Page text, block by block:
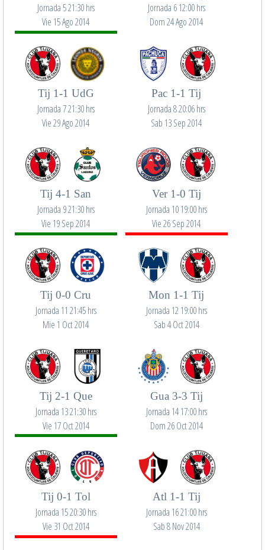
Jornada 5 21:30 hrs
Vie 15 Ago 2014
Jornada 6 12:00 hrs
Dom 24 Ago 2014
Tij 1-1 UdG
Jornada 7 21:30 hrs
Vie 29 Ago 2014
Pac 1-1 Tij
Jornada 8 20:06 hrs
Sab 13 Sep 2014
Tij 4-1 San
Jornada 9 21:30 hrs
Vie 19 Sep 2014
Ver 1-0 Tij
Jornada 10 19:00 hrs
Vie 26 Sep 2014
Tij 0-0 Cru
Jornada 11 21:45 hrs
Mie 1 Oct 2014
Mon 1-1 Tij
Jornada 12 19:00 hrs
Sab 4 Oct 2014
Tij 2-1 Que
Jornada 13 21:30 hrs
Vie 17 Oct 2014
Gua 3-3 Tij
Jornada 14 17:00 hrs
Dom 26 Oct 2014
Tij 0-1 Tol
Jornada 15 20:30 hrs
Vie 31 Oct 2014
Atl 1-1 Tij
Jornada 16 21:00 hrs
Sab 8 Nov 2014